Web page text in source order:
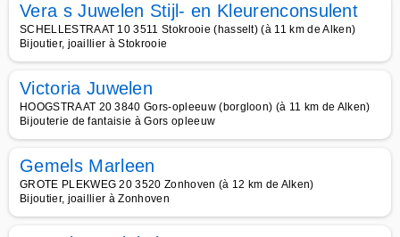
Vera s Juwelen Stijl- en Kleurenconsulent
SCHELLESTRAAT 10 3511 Stokrooie (hasselt) (à 11 km de Alken)
Bijoutier, joaillier à Stokrooie
Victoria Juwelen
HOOGSTRAAT 20 3840 Gors-opleeuw (borgloon) (à 11 km de Alken)
Bijouterie de fantaisie à Gors opleeuw
Gemels Marleen
GROTE PLEKWEG 20 3520 Zonhoven (à 12 km de Alken)
Bijoutier, joaillier à Zonhoven